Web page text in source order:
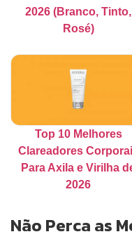
2026 (Branco, Tinto,
Rosé)
Top 10 Melhores
Clareadores
Para Axila e Virilha
2026
Não Perca as